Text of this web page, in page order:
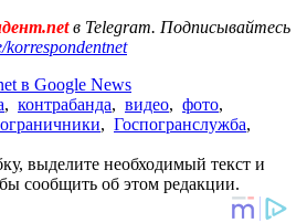
в Telegram. Подписывайтесь
korrespondentnet
в Google News
, контрабанда, видео, фото,
, Госпогранслужба,
выделите необходимый текст и
сообщить об этом редакции.